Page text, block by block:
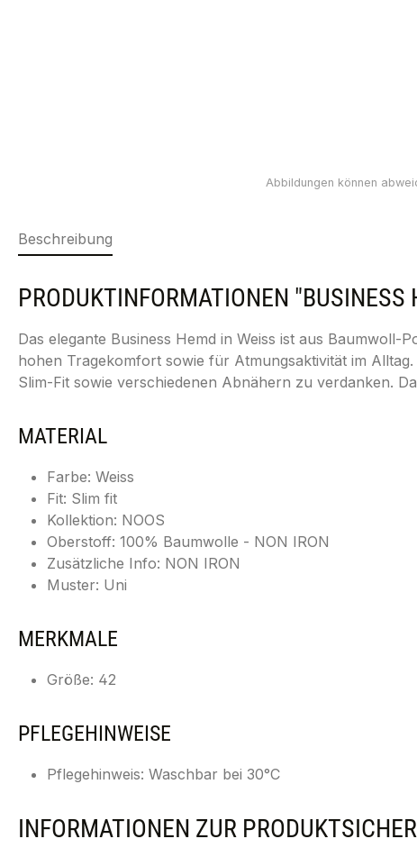
Beschreibung
PRODUKTINFORMATIONEN
Das elegante Business Hemd in Weiss ist aus
hohen Tragekomfort sowie für Atmungsaktivität im
Slim-Fit sowie verschiedenen Abnähern zu verdanken.
MATERIAL
Farbe: Weiss
Fit: Slim fit
Kollektion: NOOS
Oberstoff: 100% Baumwolle - NON IRON
Zusätzliche Info: NON IRON
Muster: Uni
MERKMALE
Größe: 42
PFLEGEHINWEISE
Pflegehinweis: Waschbar bei 30°C
INFORMATIONEN ZUR